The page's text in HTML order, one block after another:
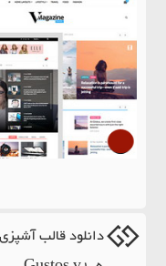
دانلود قالب